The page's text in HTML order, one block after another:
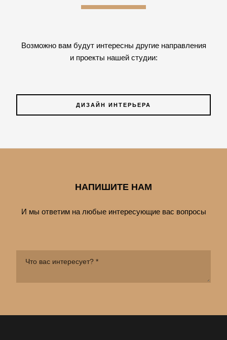
Возможно вам будут интересны другие направления
и проекты нашей студии:
ДИЗАЙН ИНТЕРЬЕРА
НАПИШИТЕ НАМ
И мы ответим на любые интересующие вас вопросы